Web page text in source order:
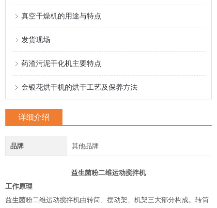
真空干燥机的用途与特点
发货现场
药渣污泥干化机主要特点
金银花烘干机的烘干工艺及保养方法
详细介绍
品牌 其他品牌
益生菌粉二维运动搅拌机
工作原理
益生菌粉二维运动搅拌机由转筒、摆动架、机架三大部分构成。转筒